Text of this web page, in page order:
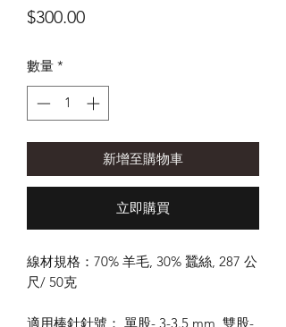
$300.00價
數量 *
新增至購物車
立即購買
線材規格：70% 羊毛, 30% 蠶絲, 287 公
尺/ 50克
適用棒針針號： 單股- 3-3.5 mm, 雙股-